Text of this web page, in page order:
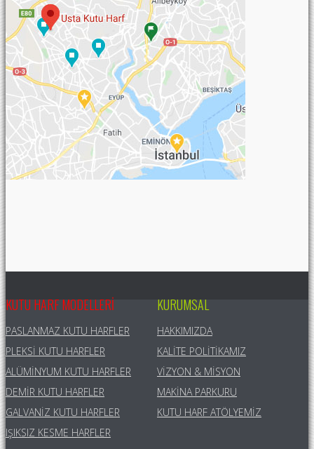
KUTU HARF MODELLERI
PASLANMAZ KUTU HARFLER
PLEKSI KUTU HARFLER
ALÜMINYUM KUTU HARFLER
DEMIR KUTU HARFLER
GALVANIZ KUTU HARFLER
IŞIKSIZ KESME HARFLER
KURUMSAL
HAKKIMIZDA
KALITE POLITIKAMIZ
VIZYON & MISYON
MAKINA PARKURU
KUTU HARF ATÖLYEMIZ